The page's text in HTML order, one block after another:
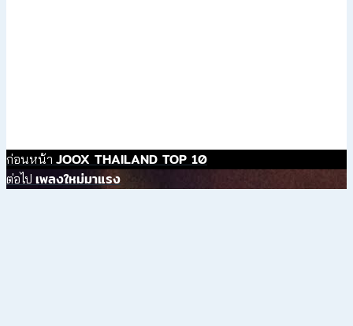
แนะแนว
เรื่อง
ก่อนหน้า เรื่อง
ก่อน
หน้า:
JOOX THAILAND TOP 10
ต่อไป เรื่อง
ต่อ
เพลงใหม่มาแรง